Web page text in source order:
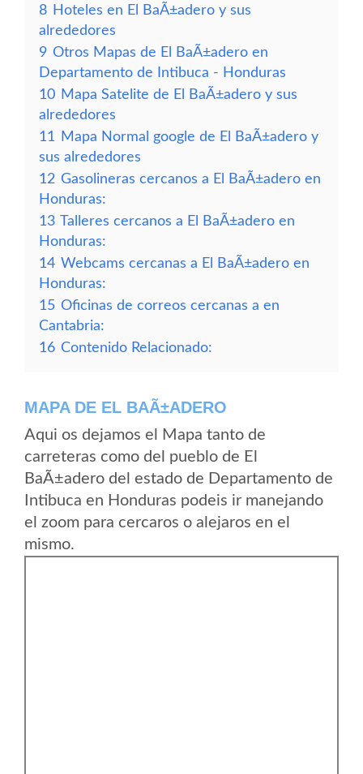
8 Hoteles en El BaÃ±adero y sus
alrededores
9 Otros Mapas de El BaÃ±adero en
Departamento de Intibuca - Honduras
10 Mapa Satelite de El BaÃ±adero y sus
alrededores
11
Mapa Normal google de El BaÃ±adero y
sus alrededores
12 Gasolineras cercanos a El BaÃ±adero en
Honduras:
13 Talleres cercanos a El BaÃ±adero en
Honduras:
14 Webcams cercanas a El BaÃ±adero en
Honduras:
15 Oficinas de correos cercanas a en
Cantabria:
16 Contenido Relacionado:
MAPA DE EL BAÃ±ADERO
Aqui os dejamos el Mapa tanto de
carreteras como del pueblo de El
BaÃ±adero del estado de Departamento de
Intibuca en Honduras podeis ir manejando
el zoom para cercaros o alejaros en el
mismo.